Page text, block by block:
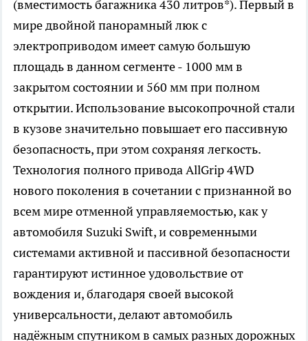
(вместимость багажника 430 литров*). Первый в
мире двойной панорамный люк с
электроприводом имеет самую большую
площадь в данном сегменте - 1000 мм в
закрытом состоянии и 560 мм при полном
открытии. Использование высокопрочной стали
в кузове значительно повышает его пассивную
безопасность, при этом сохраняя легкость.
Технология полного привода AllGrip 4WD
нового поколения в сочетании с признанной во
всем мире отменной управляемостью, как у
автомобиля Suzuki Swift, и современными
системами активной и пассивной безопасности
гарантируют истинное удовольствие от
вождения и, благодаря своей высокой
универсальности, делают автомобиль
надёжным спутником в самых разных дорожных